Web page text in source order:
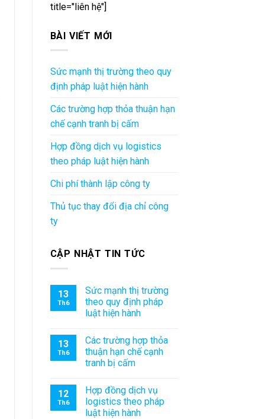
title="liên hệ"]
BÀI VIẾT MỚI
Sức mạnh thị trường theo quy
định pháp luật hiện hành
Các trường hợp thỏa thuận hạn
chế cạnh tranh bị cấm
Hợp đồng dịch vụ logistics
theo pháp luật hiện hành
Chi phí thành lập công ty
Thủ tục thay đổi địa chỉ công
ty
CẬP NHẬT TIN TỨC
13
Th6
Sức mạnh thị trường
theo quy định pháp
luật hiện hành
13
Th6
Các trường hợp thỏa
thuận hạn chế cạnh
tranh bị cấm
12
Th6
Hợp đồng dịch vụ
logistics theo pháp
luật hiện hành